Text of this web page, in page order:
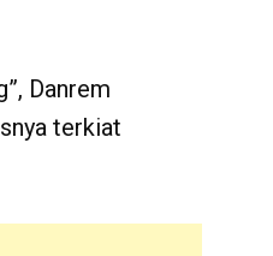
Danrem
terkiat